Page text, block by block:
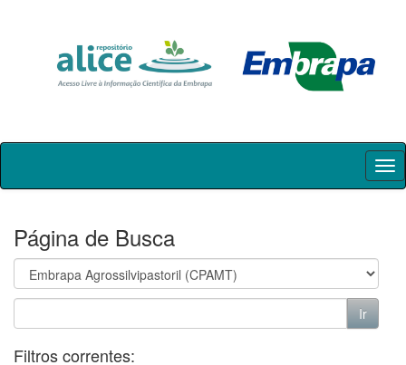
Skip
Página de Busca
Filtros correntes: